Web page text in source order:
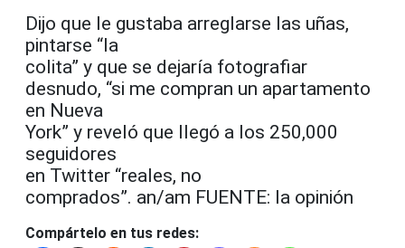
Dijo que le gustaba arreglarse las uñas,
pintarse “la
colita” y que se dejaría fotografiar
desnudo, “si me compran un apartamento
en Nueva
York” y reveló que llegó a los 250,000
seguidores
en Twitter “reales, no
comprados”. an/am FUENTE: la opinión
Compártelo en tus redes: